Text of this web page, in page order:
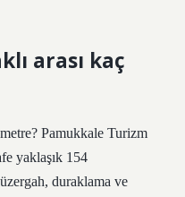
arası kaç
Pamukkale Turizm
yaklaşık 154
duraklama ve